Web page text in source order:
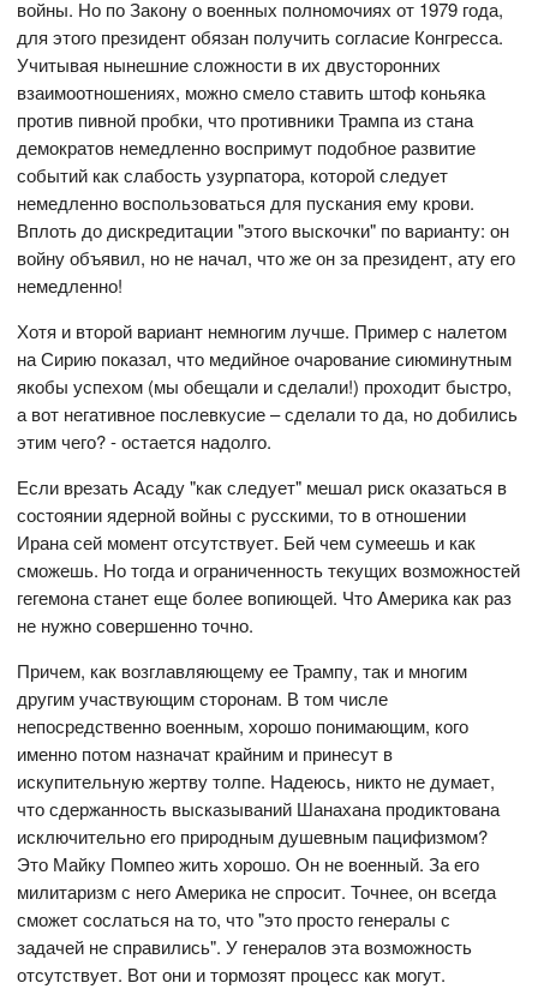
войны. Но по Закону о военных полномочиях от 1979 года,
для этого президент обязан получить согласие Конгресса.
Учитывая нынешние сложности в их двусторонних
взаимоотношениях, можно смело ставить штоф коньяка
против пивной пробки, что противники Трампа из стана
демократов немедленно воспримут подобное развитие
событий как слабость узурпатора, которой следует
немедленно воспользоваться для пускания ему крови.
Вплоть до дискредитации "этого выскочки" по варианту: он
войну объявил, но не начал, что же он за президент, ату его
немедленно!
Хотя и второй вариант немногим лучше. Пример с налетом
на Сирию показал, что медийное очарование сиюминутным
якобы успехом (мы обещали и сделали!) проходит быстро,
а вот негативное послевкусие – сделали то да, но добились
этим чего? - остается надолго.
Если врезать Асаду "как следует" мешал риск оказаться в
состоянии ядерной войны с русскими, то в отношении
Ирана сей момент отсутствует. Бей чем сумеешь и как
сможешь. Но тогда и ограниченность текущих возможностей
гегемона станет еще более вопиющей. Что Америка как раз
не нужно совершенно точно.
Причем, как возглавляющему ее Трампу, так и многим
другим участвующим сторонам. В том числе
непосредственно военным, хорошо понимающим, кого
именно потом назначат крайним и принесут в
искупительную жертву толпе. Надеюсь, никто не думает,
что сдержанность высказываний Шанахана продиктована
исключительно его природным душевным пацифизмом?
Это Майку Помпео жить хорошо. Он не военный. За его
милитаризм с него Америка не спросит. Точнее, он всегда
сможет сослаться на то, что "это просто генералы с
задачей не справились". У генералов эта возможность
отсутствует. Вот они и тормозят процесс как могут.